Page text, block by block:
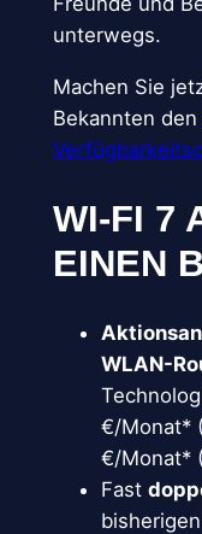
unterwegs.
Machen Sie
Bekannten den
WI-FI 7
EINEN
WLAN-
€/Monat*
€/Monat*
Fast